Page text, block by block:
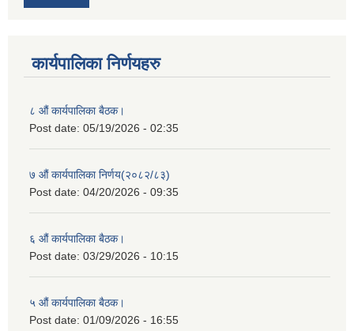
कार्यपालिका निर्णयहरु
८ औं कार्यपालिका बैठक।
Post date: 05/19/2026 - 02:35
७ औं कार्यपालिका निर्णय(२०८२/८३)
Post date: 04/20/2026 - 09:35
६ औं कार्यपालिका बैठक।
Post date: 03/29/2026 - 10:15
५ औं कार्यपालिका बैठक।
Post date: 01/09/2026 - 16:55